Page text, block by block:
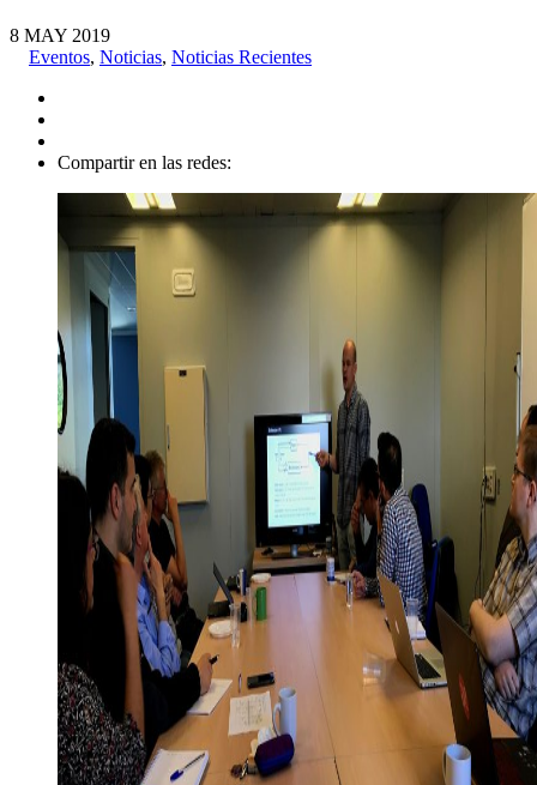
8 MAY 2019
Eventos, Noticias, Noticias Recientes
Compartir en las redes: